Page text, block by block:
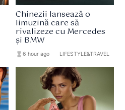
Chinezii lansează o
limuzină care să
rivalizeze cu Mercedes
și BMW
hourglass_full 6 hour ago LIFESTYLE&TRAVEL